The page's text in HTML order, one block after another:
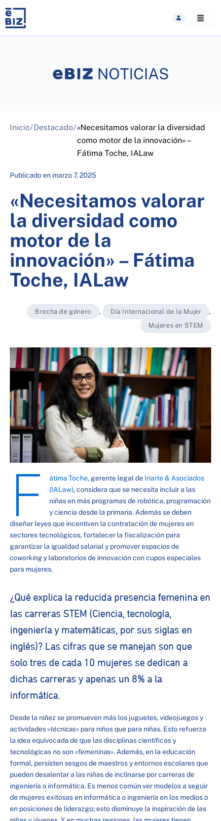
content
Inicio/Destacado/«Necesitamos valorar la diversidad
como motor de la innovación» –
Fátima Toche, IALaw
Publicado en marzo 7, 2025
«Necesitamos valorar
la diversidad como
motor de la
innovación» – Fátima
Toche, IALaw
Brecha de género , Día Internacional de la Mujer
,
Mujeres en STEM
F átima Toche, gerente legal de Iriarte & Asociados
(IALaw), considera que se necesita incluir a las
niñas en más programas de robótica, programación
y ciencia desde la primaria. Además se deben
diseñar leyes que incentiven la contratación de mujeres en
sectores tecnológicos, fortalecer la fiscalización para
garantizar la igualdad salarial y promover espacios de
coworkingy laboratorios de innovación con cupos especiales
para mujeres.
¿Qué explica la reducida presencia femenina en
las carreras STEM (Ciencia, tecnología,
ingeniería y matemáticas, por sus siglas en
inglés)? Las cifras que se manejan son que
solo tres de cada 10 mujeres se dedican a
dichas carreras y apenas un 8% a la
informática.
Desde la niñez se promueven más los juguetes, videojuegos y
actividades«técnicas» para niños que para niñas. Esto refuerza
la idea equivocada de que las disciplinas científicas y
tecnológicas no son«femeninas». Además, en la educación
formal, persisten sesgos de maestros y entornos escolares que
pueden desalentar a las niñas de inclinarse por carreras de
ingeniería o informática. Es menos común ver modelos a seguir
de mujeres exitosas en informática o ingeniería en los medios o
en posiciones de liderazgo; esto disminuye la inspiración de las